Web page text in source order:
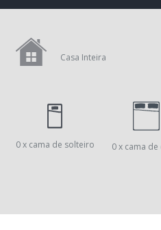
Casa Inteira
0 x cama de solteiro 0 x cama de